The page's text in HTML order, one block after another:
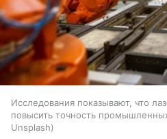
Исследования показывают, что
повысить точность
Unsplash